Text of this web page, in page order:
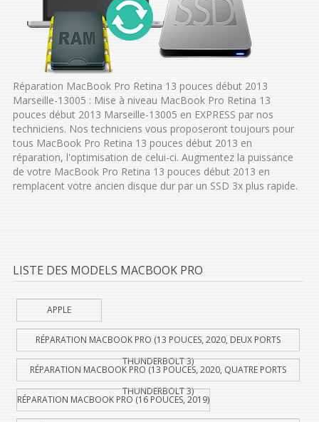
Réparation MacBook Pro Retina 13 pouces début 2013
Marseille-13005 : Mise à niveau MacBook Pro Retina 13
pouces début 2013 Marseille-13005 en EXPRESS par nos
techniciens. Nos techniciens vous proposeront toujours pour
tous MacBook Pro Retina 13 pouces début 2013 en
réparation, l'optimisation de celui-ci. Augmentez la puissance
de votre MacBook Pro Retina 13 pouces début 2013 en
remplacent votre ancien disque dur par un SSD 3x plus rapide.
LISTE DES MODELS MACBOOK PRO
APPLE
RÉPARATION MACBOOK PRO (13 POUCES, 2020, DEUX PORTS
THUNDERBOLT 3)
RÉPARATION MACBOOK PRO (13 POUCES, 2020, QUATRE PORTS
THUNDERBOLT 3)
RÉPARATION MACBOOK PRO (16 POUCES, 2019)